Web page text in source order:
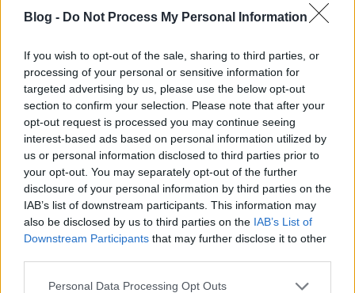
Blog - Do Not Process My Personal Information
If you wish to opt-out of the sale, sharing to third parties, or
processing of your personal or sensitive information for
targeted advertising by us, please use the below opt-out
section to confirm your selection. Please note that after your
opt-out request is processed you may continue seeing
interest-based ads based on personal information utilized by
us or personal information disclosed to third parties prior to
your opt-out. You may separately opt-out of the further
disclosure of your personal information by third parties on the
IAB’s list of downstream participants. This information may
also be disclosed by us to third parties on the IAB’s List of
Downstream Participants that may further disclose it to other
Please note that this website/app uses one or more Google
Personal Data Processing Opt Outs
például azevidencializmus(nem fogadok el a
valóságra vonatkozóan semmit igaznak, amíg nincs
empirikusan igazolva), akkor számára a
kommunista ideológia hasonlóan elfogadhatatlan
hit, mint a vallásos hit. Ha nem hiszünk istenben,
mert nincs rá igazolás, akkor miért hinnénk a lenini
útban, vagy a kommunista jövő eljövetelében? Miért
hinnénk, ha kifejezetten empirikus történelmi bukás
támasztja alá, hogy nem egy igazán reális eszme?
Ennek megfelelően én nem vagyok kommunista,
konkrétan nem ismerek kommunista ateistát, azok a
szerzők, és gondolkodók, akiknek gondolataira
támaszkodok, nem kommunisták. Manapság a